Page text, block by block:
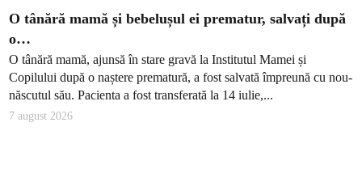
O tânără mamă și bebelușul ei prematur, salvați după
o…
O tânără mamă, ajunsă în stare gravă la Institutul Mamei și
Copilului după o naștere prematură, a fost salvată împreună cu nou-
născutul său. Pacienta a fost transferată la 14 iulie,...
7 august 2026